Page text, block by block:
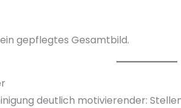
gepflegtes Gesamtbild.
deutlich motivierender: